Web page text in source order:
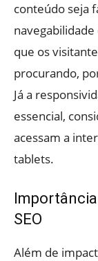
conteúdo seja
que os
procurando,
Já a
essencial,
acessam a
tablets.
SEO
Além de